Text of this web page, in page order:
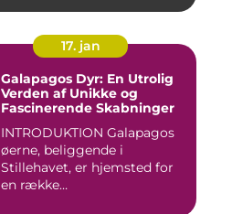
17. jan
Galapagos Dyr: En Utrolig
Verden af Unikke og
Fascinerende Skabninger
INTRODUKTION Galapagos
øerne, beliggende i
Stillehavet, er hjemsted for
en række